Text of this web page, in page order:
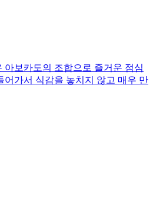
아보카도의 조합으로 즐거운 점심
어가서 식감을 놓치지 않고 매우 만